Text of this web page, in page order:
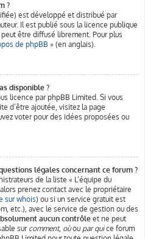
?
est développé et distribué par
Il est publié sous la licence publique
être diffusé librement. Pour plus
de phpBB » (en anglais).
disponible ?
licence par phpBB Limited. Si vous
d’être ajoutée, visitez la page
voter pour des idées proposées ou
légales concernant ce forum ?
de la liste « L’équipe du
prenez contact avec le propriétaire
sur whois) ou si un service gratuit est
etc.), avec le service de gestion ou des
aucun contrôleet ne peut
sur comment, oùou par quice forum